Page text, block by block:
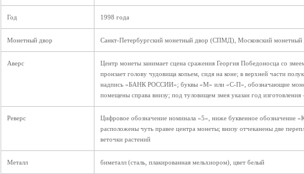
Год 1998 года
Монетный двор Санкт-Петербургский монетный двор (СПМД), Московский
Аверс
Центр монеты занимает сцена сражения Георгия Победоносца со
пронзает голову чудовища копьем, сидя на коне; в верхней части
надпись «БАНК РОССИИ»; буквы «М» или «С-П», обозначающие
помещены справа внизу; под туловищем змея указан год изготовления
Реверс
Цифровое обозначение номинала «5», ниже буквенное обозначение
расположены чуть правее центра монеты; внизу отчеканены две
веточки растений
Металл биметалл (сталь, плакированная мельхиором), цвет белый